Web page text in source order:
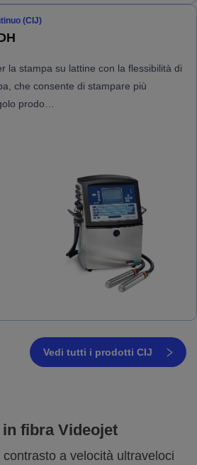
(CIJ)
la stampa su lattine con la flessibilità di
che consente di stampare più
prodo…
Vedi tutti i prodotti CIJ
fibra Videojet
a velocità ultraveloci